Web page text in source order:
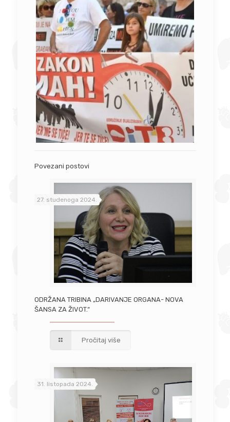
Povezani postovi
27. studenoga 2024.
ODRŽANA TRIBINA „DARIVANJE ORGANA- NOVA
ŠANSA ZA ŽIVOT.“
Pročitaj više
31. listopada 2024.